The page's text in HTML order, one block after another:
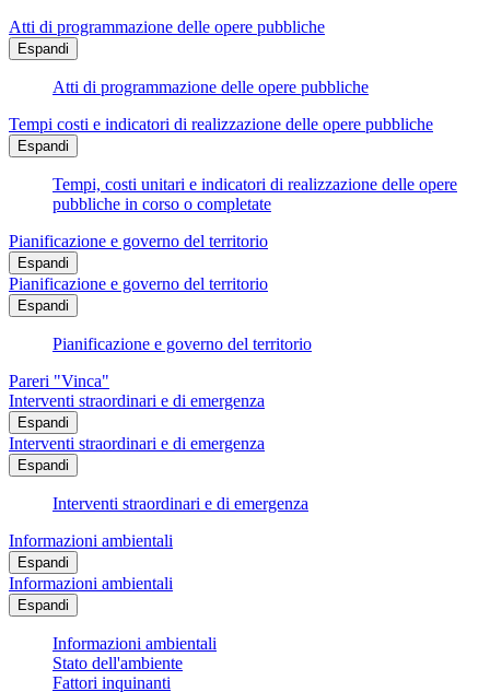
Atti di programmazione delle opere pubbliche
Espandi
Atti di programmazione delle opere pubbliche
Tempi costi e indicatori di realizzazione delle opere pubbliche
Espandi
Tempi, costi unitari e indicatori di realizzazione delle opere
pubbliche in corso o completate
Pianificazione e governo del territorio
Espandi
Pianificazione e governo del territorio
Espandi
Pianificazione e governo del territorio
Pareri "Vinca"
Interventi straordinari e di emergenza
Espandi
Interventi straordinari e di emergenza
Espandi
Interventi straordinari e di emergenza
Informazioni ambientali
Espandi
Informazioni ambientali
Espandi
Informazioni ambientali
Stato dell'ambiente
Fattori inquinanti